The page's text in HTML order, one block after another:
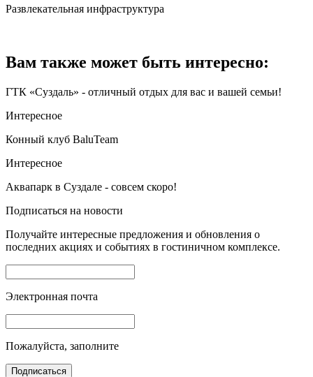
Развлекательная инфраструктура
Вам также может быть интересно:
ГТК «Суздаль» - отличный отдых для вас и вашей семьи!
Интересное
Конный клуб BaluTeam
Интересное
Аквапарк в Суздале - совсем скоро!
Подписаться на новости
Получайте интересные предложения и обновления о
последних акциях и событиях в гостиничном комплексе.
Электронная почта
Пожалуйста, заполните
Подписаться